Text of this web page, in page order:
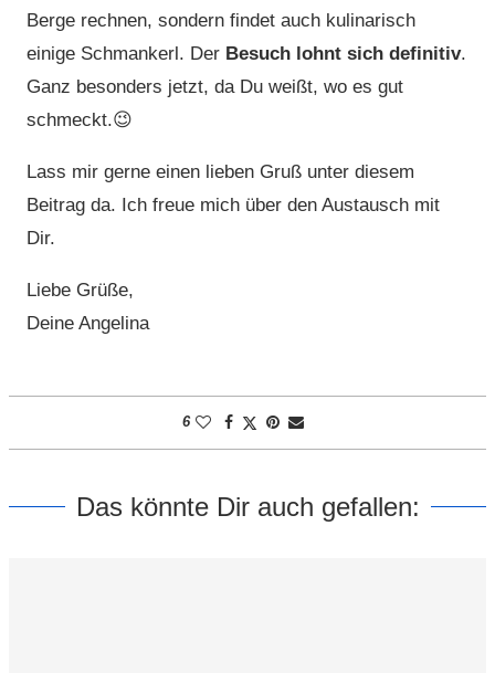
Berge rechnen, sondern findet auch kulinarisch
einige Schmankerl. Der Besuch lohnt sich definitiv.
Ganz besonders jetzt, da Du weißt, wo es gut
schmeckt.😉
Lass mir gerne einen lieben Gruß unter diesem
Beitrag da. Ich freue mich über den Austausch mit
Dir.
Liebe Grüße,
Deine Angelina
6
Das könnte Dir auch gefallen: